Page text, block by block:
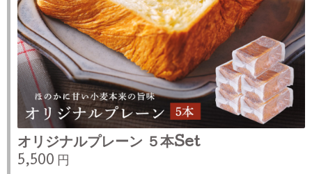
オリジナルプレーン ５本Set
5,500 円